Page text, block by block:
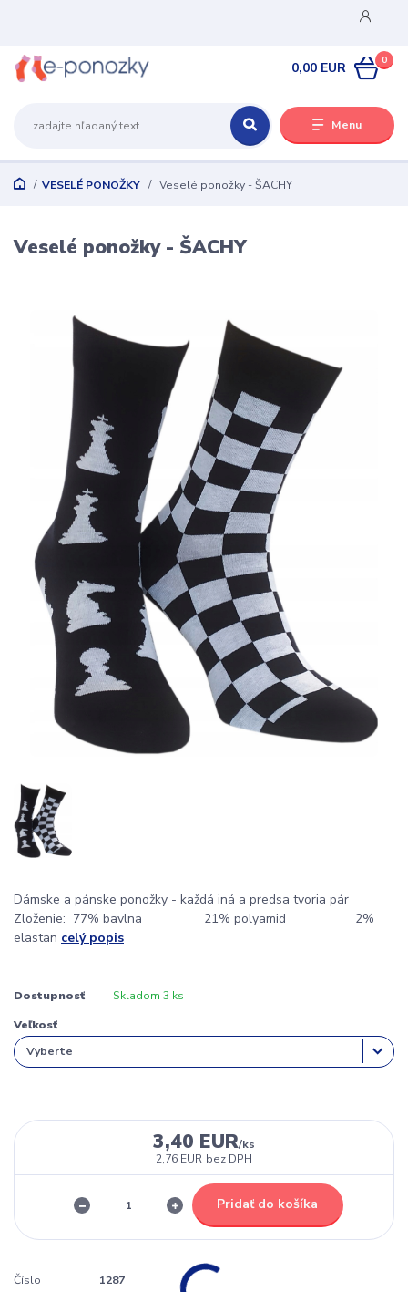
Menu
0
0,00 EUR
VESELÉ PONOŽKY Veselé ponožky - ŠACHY
Veselé ponožky - ŠACHY
Dámske a pánske ponožky - každá iná a predsa tvoria pár
Zloženie: 77% bavlna 21% polyamid 2%
elastan celý popis
Dostupnosť Skladom 3 ks
Veľkosť
3,40 EUR/ks
2,76 EUR bez DPH
Pridať do košíka
Číslo
1287